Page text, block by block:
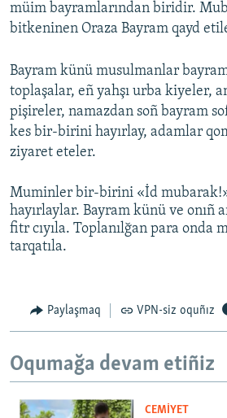
müim bayramlarından biridir.
bitkeninen Oraza Bayram qayd
Bayram künü musulmanlar
toplaşalar, eñ yahşı urba kiyeler,
pişireler, namazdan soñ bayram
kes bir-birini hayırlay, adamlar
ziyaret eteler.
Muminler bir-birini «İd
hayırlaylar. Bayram künü ve onıñ
fitr cıyıla. Toplanılğan para onda
tarqatıla.
Paylaşmaq VPN-siz oquñız
Oqumağa devam etiñiz
CEMİYET